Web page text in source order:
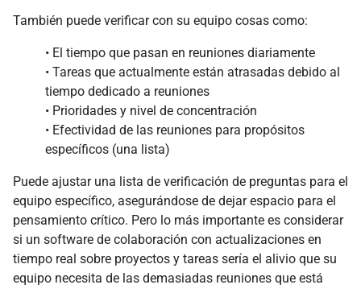
También puede verificar con su equipo cosas como:
• El tiempo que pasan en reuniones diariamente
• Tareas que actualmente están atrasadas debido al
tiempo dedicado a reuniones
• Prioridades y nivel de concentración
• Efectividad de las reuniones para propósitos
específicos (una lista)
Puede ajustar una lista de verificación de preguntas para el
equipo específico, asegurándose de dejar espacio para el
pensamiento crítico. Pero lo más importante es considerar
si un software de colaboración con actualizaciones en
tiempo real sobre proyectos y tareas sería el alivio que su
equipo necesita de las demasiadas reuniones que está